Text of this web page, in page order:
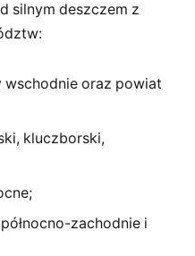
silnym deszczem z
wschodnie oraz powiat
kluczborski,
zachodnie i